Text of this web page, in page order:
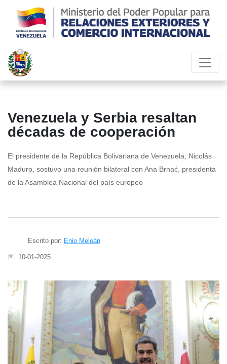
Venezuela y Serbia resaltan
décadas de cooperación
El presidente de la República Bolivariana de Venezuela, Nicolás
Maduro, sostuvo una reunión bilateral con Ana Brnać, presidenta
de la Asamblea Nacional del país europeo
Escrito por: Enio Meleán
10-01-2025